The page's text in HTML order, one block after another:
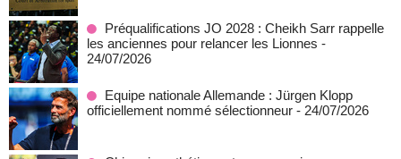
Préqualifications JO 2028 : Cheikh Sarr rappelle
les anciennes pour relancer les Lionnes -
24/07/2026
Equipe nationale Allemande : Jürgen Klopp
officiellement nommé sélectionneur - 24/07/2026